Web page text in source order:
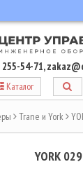
54-71,
Каталог
Trane и York
YORK